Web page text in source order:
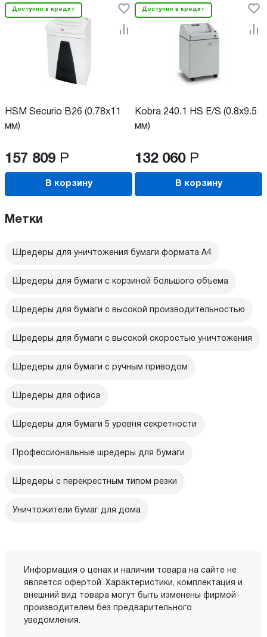
Доступно в кредит
HSM Securio B26 (0.78x11
мм)
157 809 Р
В корзину
Доступно в кредит
Kobra 240.1 HS E/S (0.8x9.5
мм)
132 060 Р
В корзину
Метки
Шредеры для уничтожения бумаги формата А4
Шредеры для бумаги с корзиной большого объема
Шредеры для бумаги с высокой производительностью
Шредеры для бумаги с высокой скоростью уничтожения
Шредеры для бумаги с ручным приводом
Шредеры для офиса
Шредеры для бумаги 5 уровня секретности
Профессиональные шредеры для бумаги
Шредеры с перекрестным типом резки
Уничтожители бумаг для дома
Информация о ценах и наличии товара на сайте не
является офертой. Характеристики, комплектация и
внешний вид товара могут быть изменены фирмой-
производителем без предварительного
уведомления.